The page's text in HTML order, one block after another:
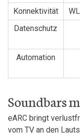
Konnektivität
Datenschutz
Automation
Soundbars
eARC bringt
vom TV⁢ an ⁤den